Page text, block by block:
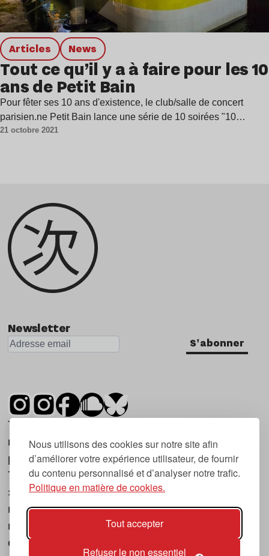
Nous utilisons des cookies sur notre site afin
d’améliorer votre expérience utilisateur, de fournir
du contenu personnalisé et d’analyser notre trafic.
Politique en matière de cookies.
Tout accepter
Refuser le non essentiel
Articles news
Tout ce qu’il y a à faire pour les 10
ans de Petit Bain
Pour fêter ses 10 ans d'existence, le club/salle de concert
parisien.ne Petit Bain lance une série de 10 soirées "10…
21 octobre 2021
Newsletter
S'abonner
Tsugi est un mensuel indépendant sur la
musique et les nouvelles tendances, dont la
première parution date de 2007.
Tsugi en japonais signifie « prochain », « suivant
», ce qui correspond à la thématique du
magazine, à l’affût des nouvelles tendances
musicales, qu’elles viennent de la musique
électronique, du rock ou du hip hop, et des